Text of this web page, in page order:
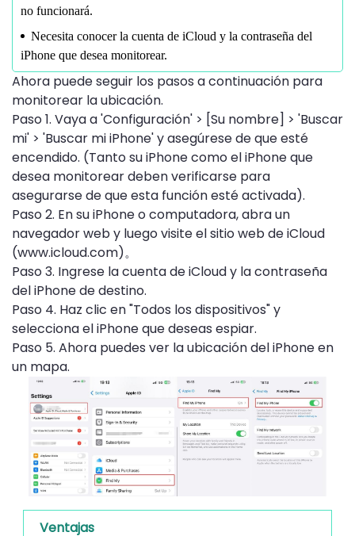
no funcionará.
Necesita conocer la cuenta de iCloud y la contraseña del
iPhone que desea monitorear.
Ahora puede seguir los pasos a continuación para
monitorear la ubicación.
Paso 1. Vaya a 'Configuración' > [Su nombre] > 'Buscar
mi' > 'Buscar mi iPhone' y asegúrese de que esté
encendido. (Tanto su iPhone como el iPhone que
desea monitorear deben verificarse para
asegurarse de que esta función esté activada).
Paso 2. En su iPhone o computadora, abra un
navegador web y luego visite el sitio web de iCloud
(www.icloud.com)。
Paso 3. Ingrese la cuenta de iCloud y la contraseña
del iPhone de destino.
Paso 4. Haz clic en "Todos los dispositivos" y
selecciona el iPhone que deseas espiar.
Paso 5. Ahora puedes ver la ubicación del iPhone en
un mapa.
Ventajas